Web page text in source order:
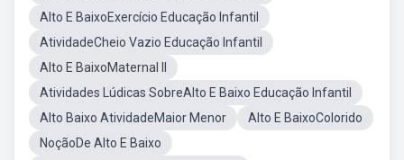
Alto E BaixoExercício Educação Infantil
AtividadeCheio Vazio Educação Infantil
Alto E BaixoMaternal II
Atividades Lúdicas SobreAlto E Baixo Educação Infantil
Alto Baixo AtividadeMaior Menor
Alto E BaixoColorido
NoçãoDe Alto E Baixo